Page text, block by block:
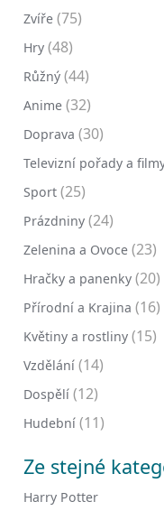
Zvíře (75)
Hry (48)
Růžný (44)
Anime (32)
Doprava (30)
Televizní pořady a
Sport (25)
Prázdniny (24)
Zelenina a Ovoce (23)
Hračky a panenky (20)
Přírodní a Krajina (16)
Květiny a rostliny (15)
Vzdělání (14)
Dospělí (12)
Hudební (11)
Ze stejné
Harry Potter